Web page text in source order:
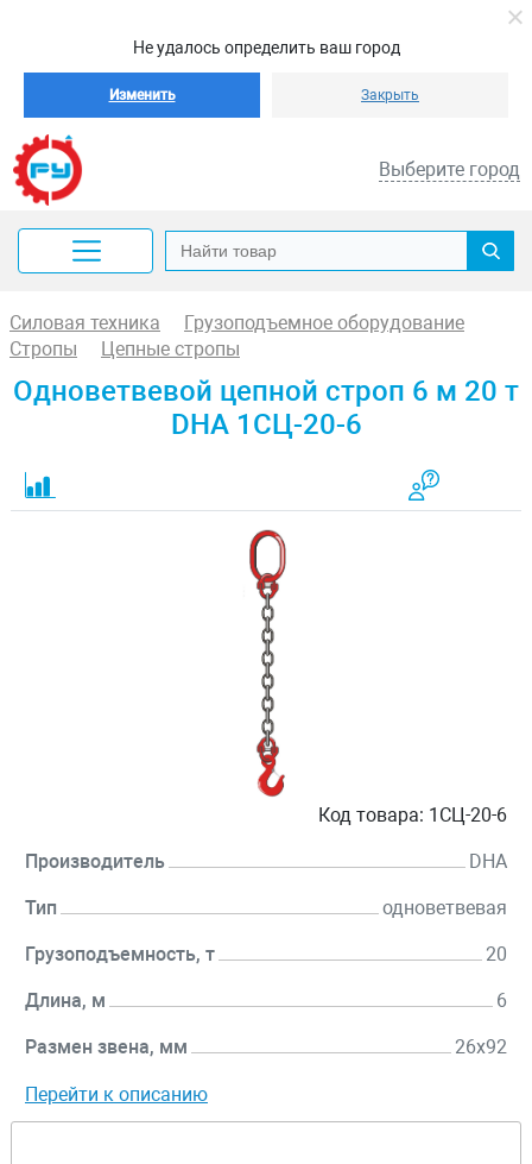
Не удалось определить ваш город
Изменить Закрыть
Выберите город
Силовая техника
Грузоподъемное оборудование
Стропы
Цепные стропы
Одноветвевой цепной строп 6 м 20 т
DHA 1СЦ-20-6
Код товара: 1СЦ-20-6
Производитель DHA
Тип одноветвевая
Грузоподъемность, т 20
Длина, м 6
Размен звена, мм 26х92
Перейти к описанию